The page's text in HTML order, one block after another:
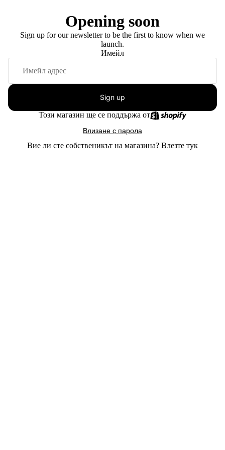
Opening soon
Sign up for our newsletter to be the first to know when we
launch.
Имейл
Sign up
Този магазин ще се поддържа от
Влизане с парола
Вие ли сте собственикът на магазина? Влезте тук